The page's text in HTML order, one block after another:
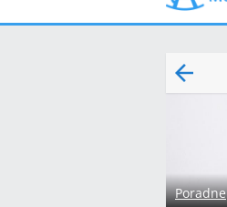
Poradne